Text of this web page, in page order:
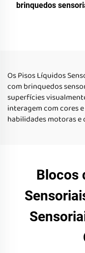
brinquedos
Os Pisos Líquidos
com brinquedos
superfícies
interagem com cores
habilidades motoras e
Blocos